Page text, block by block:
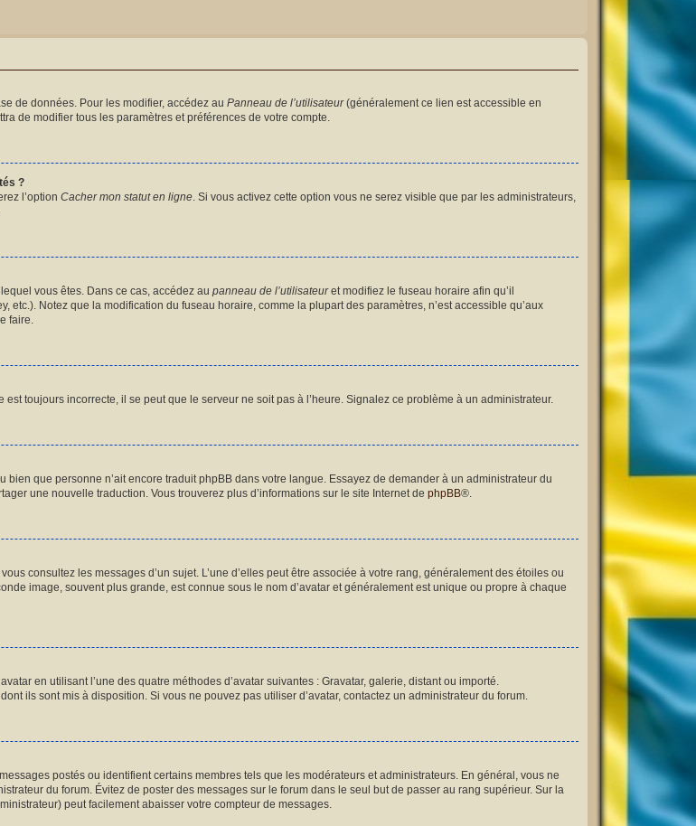
de données. Pour les modifier, accédez au Panneau de l’utilisateur(généralement ce lien est accessible en
de modifier tous les paramètres et préférences de votre compte.
?
l’option Cacher mon statut en ligne . Si vous activez cette option vous ne serez visible que par les administrateurs,
vous êtes. Dans ce cas, accédez au panneau de l’utilisateuret modifiez le fuseau horaire afin qu’il
Notez que la modification du fuseau horaire, comme la plupart des paramètres, n’est accessible qu’aux
faire.
toujours incorrecte, il se peut que le serveur ne soit pas à l’heure. Signalez ce problème à un administrateur.
que personne n’ait encore traduit phpBB dans votre langue. Essayez de demander à un administrateur du
une nouvelle traduction. Vous trouverez plus d’informations sur le site Internet de phpBB®.
consultez les messages d’un sujet. L’une d’elles peut être associée à votre rang, généralement des étoiles ou
image, souvent plus grande, est connue sous le nom d’avatar et généralement est unique ou propre à chaque
en utilisant l’une des quatre méthodes d’avatar suivantes : Gravatar, galerie, distant ou importé.
ils sont mis à disposition. Si vous ne pouvez pas utiliser d’avatar, contactez un administrateur du forum.
postés ou identifient certains membres tels que les modérateurs et administrateurs. En général, vous ne
du forum. Évitez de poster des messages sur le forum dans le seul but de passer au rang supérieur. Sur la
peut facilement abaisser votre compteur de messages.